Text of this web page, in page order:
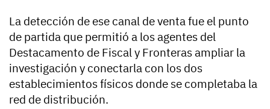
La detección de ese canal de venta fue el punto
de partida que permitió a los agentes del
Destacamento de Fiscal y Fronteras ampliar la
investigación y conectarla con los dos
establecimientos físicos donde se completaba la
red de distribución.